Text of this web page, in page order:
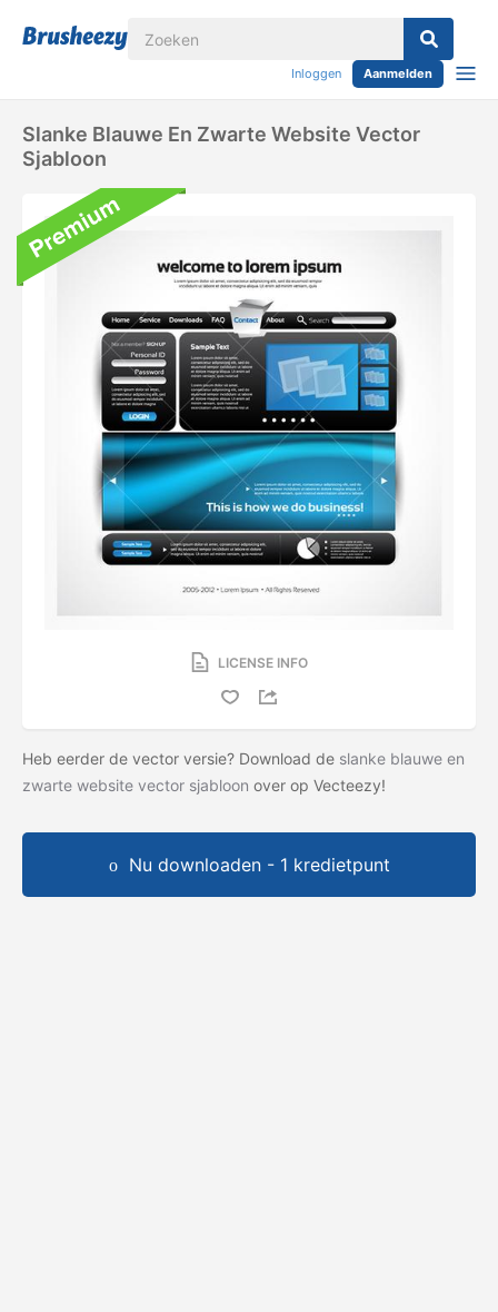
Inloggen Aanmelden
Slanke Blauwe En Zwarte Website Vector
Sjabloon
LICENSE INFO
Heb eerder de vector versie? Download de slanke blauwe en
zwarte website vector sjabloon over op Vecteezy!
Nu downloaden - 1 kredietpunt